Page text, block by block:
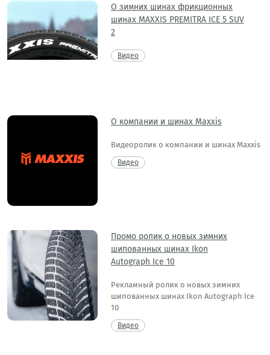
О зимних шинах фрикционных
шинах MAXXIS PREMITRA ICE 5 SUV
2
Видео
О компании и шинах Maxxis
Видеоролик о компании и шинах Maxxis
Видео
Промо ролик о новых зимних
шипованных шинах Ikon
Autograph Ice 10
Рекламный ролик о новых зимних
шипованных шинах Ikon Autograph Ice
10
Видео